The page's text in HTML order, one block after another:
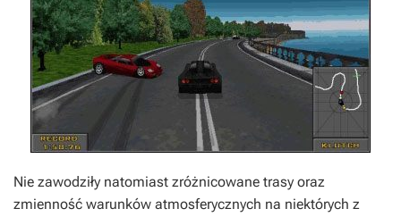
Nie zawodziły natomiast zróżnicowane trasy oraz
zmienność warunków atmosferycznych na niektórych z